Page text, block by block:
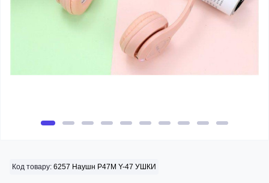
Код товару: 6257 Наушн P47M Y-47 УШКИ